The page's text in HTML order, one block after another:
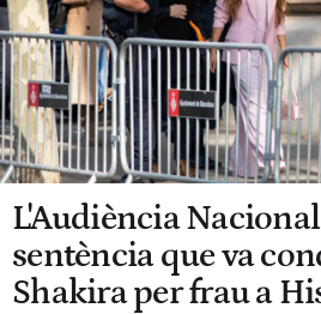
L'Audiència
sentència que va
Shakira per frau a